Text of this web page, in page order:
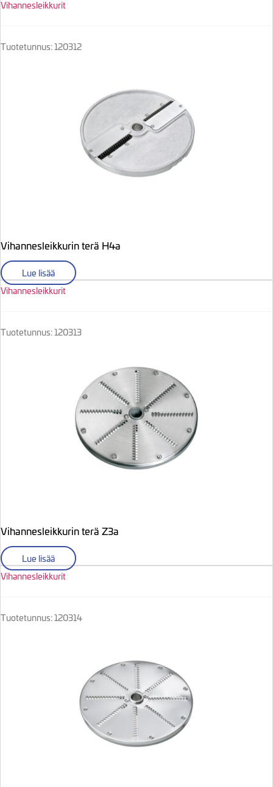
Vihannesleikkurit
Tuotetunnus: 120312
Vihannesleikkurin terä H4a
Lue lisää
Vihannesleikkurit
Tuotetunnus: 120313
Vihannesleikkurin terä Z3a
Lue lisää
Vihannesleikkurit
Tuotetunnus: 120314